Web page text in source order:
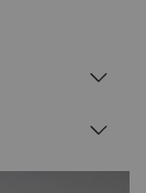
lärobok